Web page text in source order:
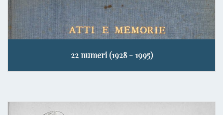
22 numeri (1928 - 1995)